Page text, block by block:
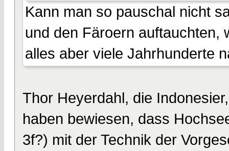
Kann man so pauschal nicht
und den Färoern auftauchten,
alles aber viele Jahrhunderte
Thor Heyerdahl, die
haben bewiesen, dass
3f?) mit der Technik der